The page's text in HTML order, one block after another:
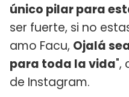
único pilar para
ser fuerte, si no
amo Facu, Ojalá
para toda la vida",
de Instagram.